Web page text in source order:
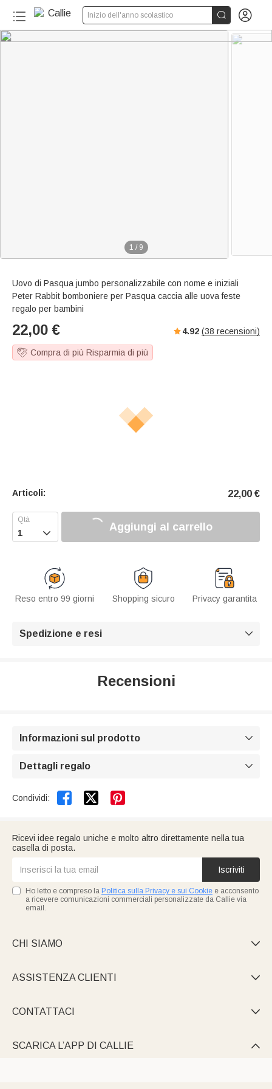
Inizio dell'anno scolastico  
1 / 9
Uovo di Pasqua jumbo personalizzabile con nome e iniziali
Peter Rabbit bomboniere per Pasqua caccia alle uova feste
regalo per bambini
22,00 € 4.92 (38 recensioni)
Compra di più Risparmia di più
Articoli: 22,00 €
 Aggiungi al carrello
Reso entro 99 giorni Shopping sicuro Privacy garantita
Spedizione e resi 
Recensioni
Informazioni sul prodotto 
Dettagli regalo 
Condividi:  
Ricevi idee regalo uniche e molto altro direttamente nella tua
casella di posta.
Iscriviti
Ho letto e compreso la Politica sulla Privacy e sui Cookie e acconsento
a ricevere comunicazioni commerciali personalizzate da Callie via
email.
CHI SIAMO 
ASSISTENZA CLIENTI 
CONTATTACI 
SCARICA L’APP DI CALLIE 